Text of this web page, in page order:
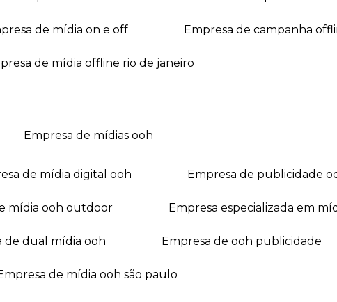
de mídia on e off empresa de campanha
de mídia offline rio de janeiro
empresa de mídias ooh
de mídia digital ooh empresa de publicidade
mídia ooh outdoor empresa especializada em
de dual mídia ooh empresa de ooh publicidade
empresa de mídia ooh são paulo